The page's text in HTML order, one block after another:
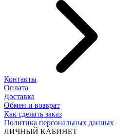
Контакты
Оплата
Доставка
Обмен и возврат
Как сделать заказ
Политика персональных данных
ЛИЧНЫЙ КАБИНЕТ